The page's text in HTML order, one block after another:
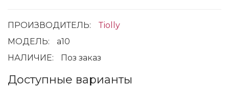
ПРОИЗВОДИТЕЛЬ:
Tiolly
МОДЕЛЬ:
a10
НАЛИЧИЕ:
Поз заказ
Доступные варианты